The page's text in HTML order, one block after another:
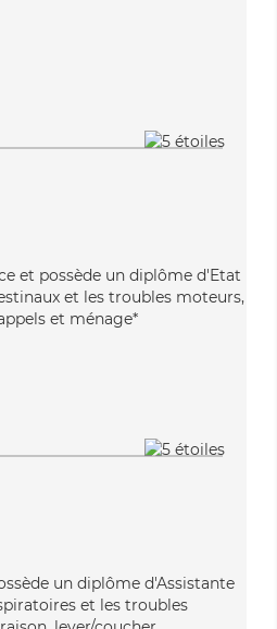
et possède un diplôme d'Etat
et les troubles moteurs,
et ménage*
un diplôme d'Assistante
et les troubles